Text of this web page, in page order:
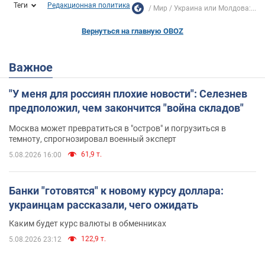
Теги Редакционная политика Мир Украина или Молдова:...
Вернуться на главную OBOZ
Важное
"У меня для россиян плохие новости": Селезнев
предположил, чем закончится "война складов"
Москва может превратиться в "остров" и погрузиться в
темноту, спрогнозировал военный эксперт
5.08.2026 16:00 61,9 т.
Банки "готовятся" к новому курсу доллара:
украинцам рассказали, чего ожидать
Каким будет курс валюты в обменниках
5.08.2026 23:12 122,9 т.